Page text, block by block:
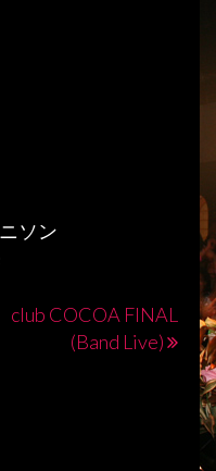
ソン
club COCOA FINAL
(Band Live)